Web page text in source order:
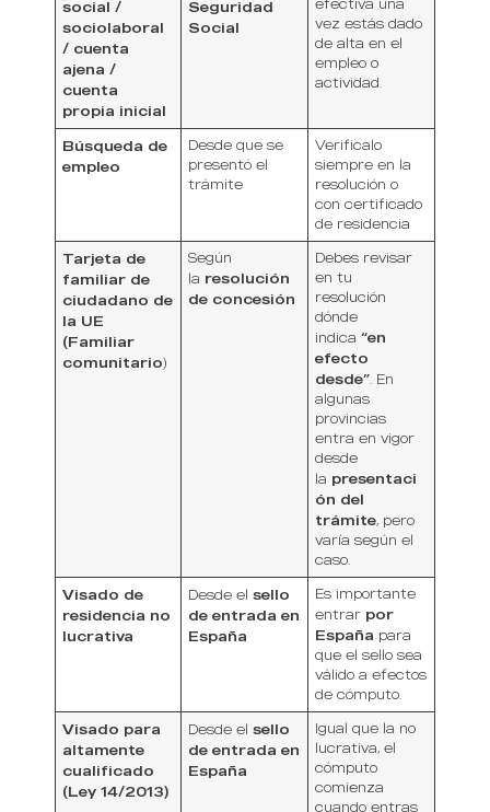
social /
sociolaboral
/ cuenta
ajena /
cuenta
propia inicial
Seguridad
Social
efectiva una
vez estás dado
de alta en el
empleo o
actividad.
Búsqueda de
empleo
Desde que se
presentó el
trámite
Verificalo
siempre en la
resolución o
con certificado
de residencia
Tarjeta de
familiar de
ciudadano de
la UE
(Familiar
comunitario)
Según
la resolución
de concesión
Debes revisar
en tu
resolución
dónde
indica“en
efecto
desde”. En
algunas
provincias
entra en vigor
desde
la presentaci
ón del
trámite, pero
varía según el
caso.
Visado de
residencia no
lucrativa
Desde elsello
de entrada en
España
Es importante
entrar por
España para
que el sello sea
válido a efectos
de cómputo.
Visado para
altamente
cualificado
(Ley 14/2013)
Desde elsello
de entrada en
España
Igual que la no
lucrativa, el
cómputo
comienza
cuando entras